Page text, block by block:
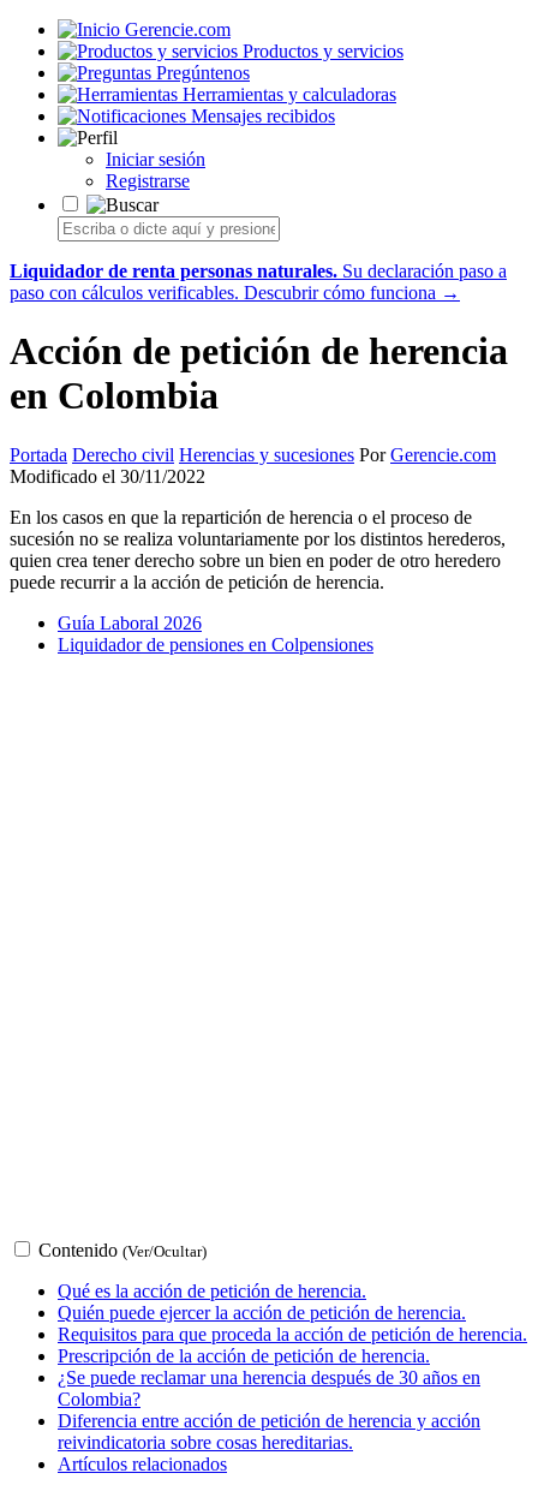
Gerencie.com
Productos y servicios
Pregúntenos
Herramientas y calculadoras
Mensajes recibidos
Iniciar sesión
Registrarse
Liquidador de renta personas naturales. Su declaración paso a
paso con cálculos verificables. Descubrir cómo funciona →
Acción de petición de herencia
en Colombia
Portada Derecho civil Herencias y sucesiones PorGerencie.com
Modificado el 30/11/2022
En los casos en que la repartición de herencia o el proceso de
sucesión no se realiza voluntariamente por los distintos herederos,
quien crea tener derecho sobre un bien en poder de otro heredero
puede recurrir a la acción de petición de herencia.
Guía Laboral 2026
Liquidador de pensiones en Colpensiones
Contenido (Ver/Ocultar)
Qué es la acción de petición de herencia.
Quién puede ejercer la acción de petición de herencia.
Requisitos para que proceda la acción de petición de herencia.
Prescripción de la acción de petición de herencia.
¿Se puede reclamar una herencia después de 30 años en
Colombia?
Diferencia entre acción de petición de herencia y acción
reivindicatoria sobre cosas hereditarias.
Artículos relacionados